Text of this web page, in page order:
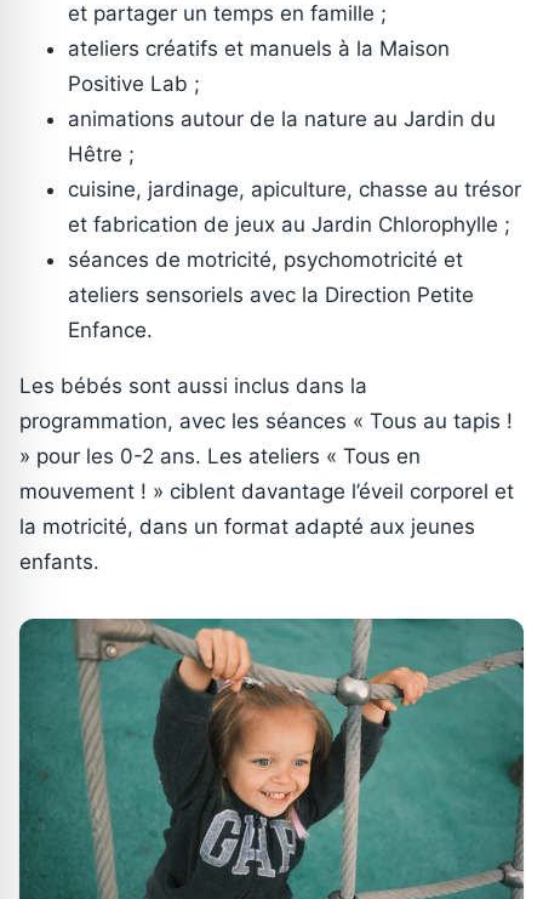
et partager un temps en famille ;
ateliers créatifs et manuels à la Maison
Positive Lab ;
animations autour de la nature au Jardin du
Hêtre ;
cuisine, jardinage, apiculture, chasse au trésor
et fabrication de jeux au Jardin Chlorophylle ;
séances de motricité, psychomotricité et
ateliers sensoriels avec la Direction Petite
Enfance.
Les bébés sont aussi inclus dans la
programmation, avec les séances « Tous au tapis !
» pour les 0-2 ans. Les ateliers « Tous en
mouvement ! » ciblent davantage l’éveil corporel et
la motricité, dans un format adapté aux jeunes
enfants.